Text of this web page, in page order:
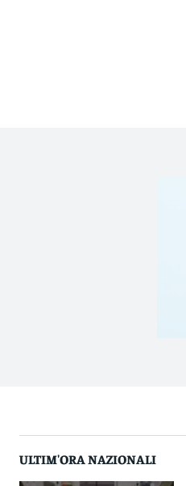
ULTIM'ORA NAZIONALI